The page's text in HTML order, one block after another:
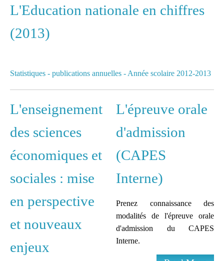
et formateurs
Espace réservé pour
L'Education nationale en chiffres
(2013)
Statistiques - publications annuelles - Année scolaire 2012-2013
L'enseignement
des sciences
économiques et
sociales : mise
en perspective
et nouveaux
enjeux
L'épreuve orale
d'admission
(CAPES
Interne)
Prenez connaissance des
modalités de l'épreuve orale
d'admission du CAPES
Interne.